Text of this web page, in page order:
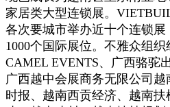
家居类大型连锁展。
各次要城市举办近十个连锁
1000个国际展位。不雅众组
CAMEL EVENTS、广西骆驼
广西越中会展商务无限公司
时报、越南西贡经济、越南